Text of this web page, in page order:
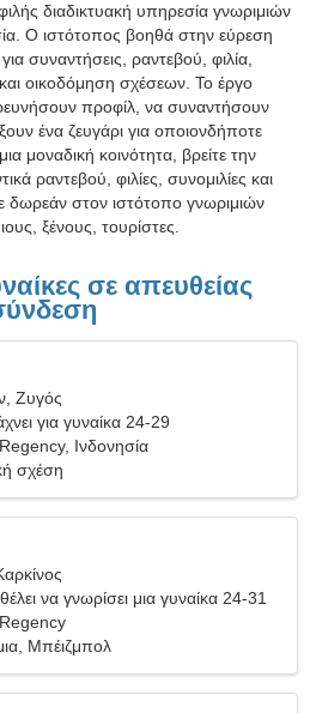
διαδικτυακή υπηρεσία γνωριμιών
Ο ιστότοπος βοηθά στην εύρεση
συναντήσεις, ραντεβού, φιλία,
οικοδόμηση σχέσεων. Το έργο
προφίλ, να συναντήσουν
ένα ζευγάρι για οποιονδήποτε
μοναδική κοινότητα, βρείτε την
ραντεβού, φιλίες, συνομιλίες και
δωρεάν στον ιστότοπο γνωριμιών
ξένους, τουρίστες.
σε απευθείας
Ζυγός
για γυναίκα 24-29
Ινδονησία
σχέση
να γνωρίσει μια γυναίκα 24-31
Μπέιζμπολ